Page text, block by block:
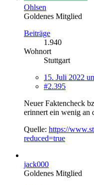
Ohlsen
Goldenes Mitglied
Beiträge
1.940
Wohnort
Stuttgart
15. Juli 2022
#2.395
Neuer Faktencheck
erinnert ein wenig an
Quelle: https://
reduced=true
jack000
Goldenes Mitglied